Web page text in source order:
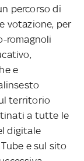
percorso di
votazione, per
romagnoli
e
territorio
a tutte le
digitale
e sul sito